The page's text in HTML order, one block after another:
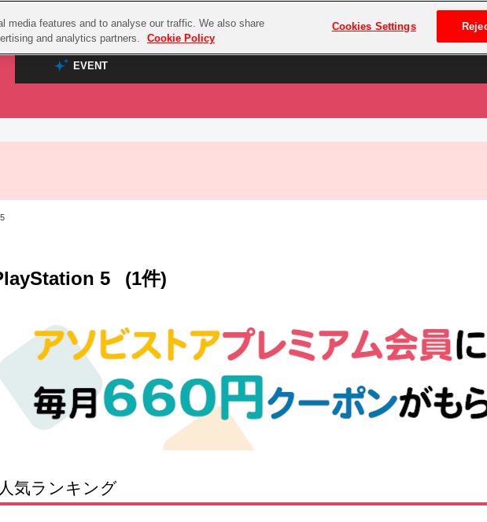
プレミアム会員とは
EVENT
TOP
EVENT
ASOBI STAGE
スサノオマジック
ドラゴンボール
ラブライブ！サンシャイン‼
モフモフパレード
5 (1件)
人気ランキング
media features and to analyse our traffic. We also share
and analytics partners.
Cookie Policy
Cookies Settings